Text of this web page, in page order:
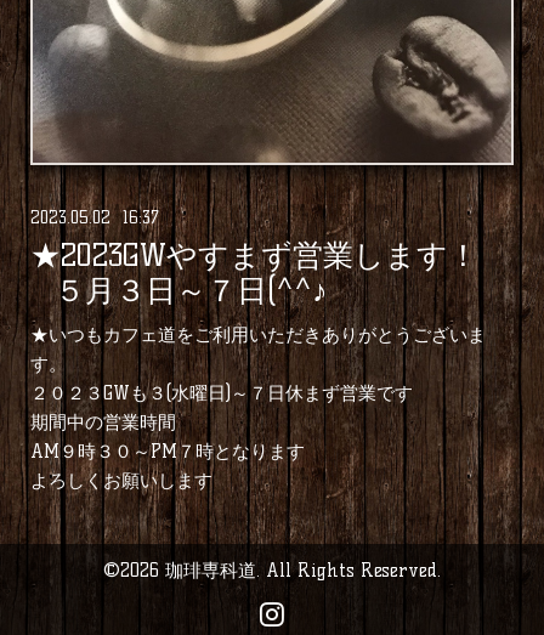
2023.05.02 16:37
★2023GWやすまず営業します！
５月３日～７日(^^♪
★いつもカフェ道をご利用いただきありがとうございま
す。
２０２３GWも３(水曜日)～７日休まず営業です
期間中の営業時間
AM９時３０～PM７時となります
よろしくお願いします
©2026 珈琲専科道. All Rights Reserved.